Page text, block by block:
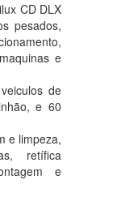
CD DLX
pesados,
e
de
e 60
e limpeza,
retífica
e